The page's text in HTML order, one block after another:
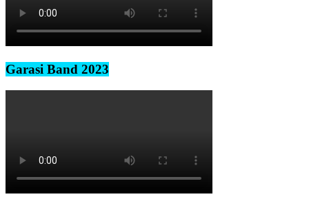
Garasi Band 2023